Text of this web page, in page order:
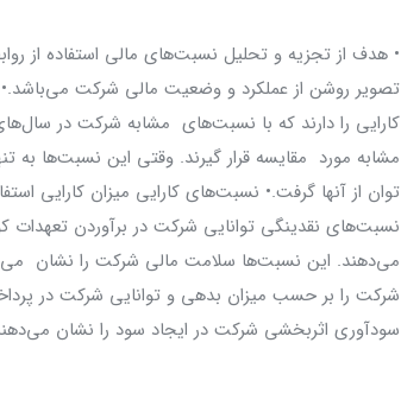
• هدف از تجزیه و تحلیل نسبت‌های مالی استفاده از
تصویر روشن از عملکرد و وضعیت مالی شرکت
کارایی را دارند که با نسبت‌های مشابه شرکت در
مشابه مورد مقایسه قرار گیرند. وقتی این نسبت‌ها به
توان از آنها گرفت.• نسبت‌های کارایی میزان کارایی
نسبت‌های نقدینگی توانایی شرکت در برآوردن تعهدات
می‌دهند. این نسبت‌ها سلامت مالی شرکت را نشان
شرکت را بر حسب میزان بدهی و توانایی شرکت در
سودآوری اثربخشی شرکت در ایجاد سود را نشان